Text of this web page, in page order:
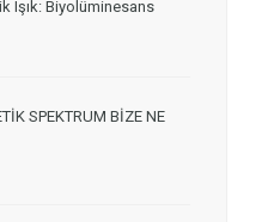
Işık: Biyolüminesans
SPEKTRUM BİZE NE